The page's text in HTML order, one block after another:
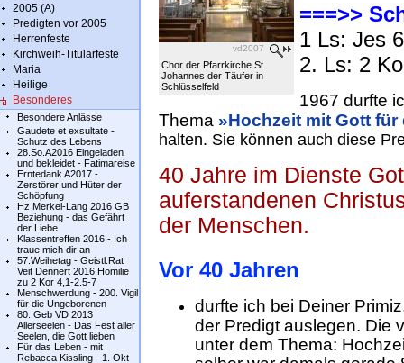
2005 (A)
Predigten vor 2005
Herrenfeste
Kirchweih-Titularfeste
Maria
Heilige
Besonderes
Besondere Anlässe
Gaudete et exsultate -
Schutz des Lebens
28.So.A2016 Eingeladen
und bekleidet - Fatimareise
Erntedank A2017 -
Zerstörer und Hüter der
Schöpfung
Hz Merkel-Lang 2016 GB
Beziehung - das Gefährt
der Liebe
Klassentreffen 2016 - Ich
traue mich dir an
57.Weihetag - Geistl.Rat
Veit Dennert 2016 Homilie
zu 2 Kor 4,1-2.5-7
Menschwerdung - 200. Vigil
für die Ungeborenen
80. Geb VD 2013
Allerseelen - Das Fest aller
Seelen, die Gott lieben
Für das Leben - mit
Rebacca Kissling - 1. Okt
vd2007
Chor der Pfarrkirche St.
Johannes der Täufer in
Schlüsselfeld
===>>
1 Ls: Jes
2. Ls: 2
1967 durfte
Thema »Hochzeit mit Gott
halten. Sie können auch diese
40 Jahre im Dienste
auferstandenen
der Menschen.
Vor 40 Jahren
durfte ich bei Deiner
der Predigt auslegen. Die
unter dem Thema: